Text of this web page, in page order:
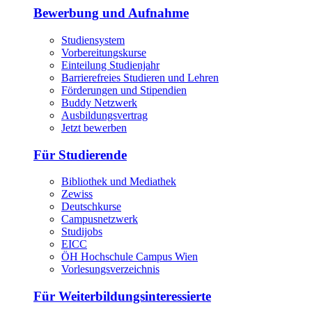
Bewerbung und Aufnahme
Studiensystem
Vorbereitungskurse
Einteilung Studienjahr
Barrierefreies Studieren und Lehren
Förderungen und Stipendien
Buddy Netzwerk
Ausbildungsvertrag
Jetzt bewerben
Für Studierende
Bibliothek und Mediathek
Zewiss
Deutschkurse
Campusnetzwerk
Studijobs
EICC
ÖH Hochschule Campus Wien
Vorlesungsverzeichnis
Für Weiterbildungsinteressierte